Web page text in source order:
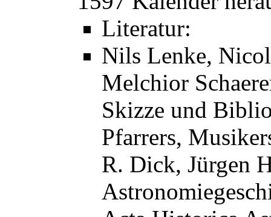
Literatur:
Nils Lenke,
Melchior
Skizze und
Pfarrers,
R. Dick, Jürgen